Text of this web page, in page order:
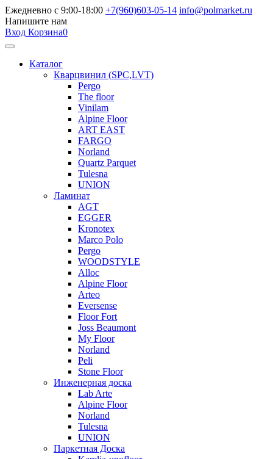
Ежедневно с 9:00-18:00 +7(960)603-05-14 info@polmarket.ru
Напишите нам
Вход Корзина0
Каталог
Кварцвинил (SPC,LVT)
Pergo
The floor
Vinilam
Alpine Floor
ART EAST
FARGO
Norland
Quartz Parquet
Tulesna
UNION
Ламинат
AGT
EGGER
Kronotex
Marco Polo
Pergo
WOODSTYLE
Alloc
Alpine Floor
Arteo
Eversense
Floor Fort
Joss Beaumont
My Floor
Norland
Peli
Stone Floor
Инженерная доска
Lab Arte
Alpine Floor
Norland
Tulesna
UNION
Паркетная Доска